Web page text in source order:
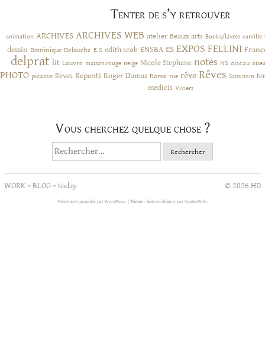
Tenter de s’y retrouver
animation ARCHIVES ARCHIVES WEB atelier Beaux arts Books/Livres camille
dessin Dominique Delouche E.S edith scob ENSBA ES EXPOS FELLINI
delprat lit Louvre maison rouge neige NIcole Stephane notes NS oiseau
PHOTO picasso Rêves Repenti Roger Dumas Rome rue rêve Rêves Sans nom
medicis Viviers
Vous cherchez quelque chose ?
Rechercher :
WORK>BLOG>today © 2026 HD
Fièrement propulsé par WordPress. Thème : helene-delprat par SophieWeb.